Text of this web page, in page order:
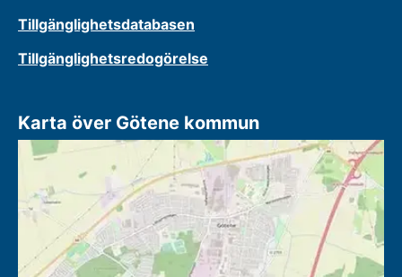
Tillgänglighetsdatabasen
Tillgänglighetsredogörelse
Karta över Götene kommun